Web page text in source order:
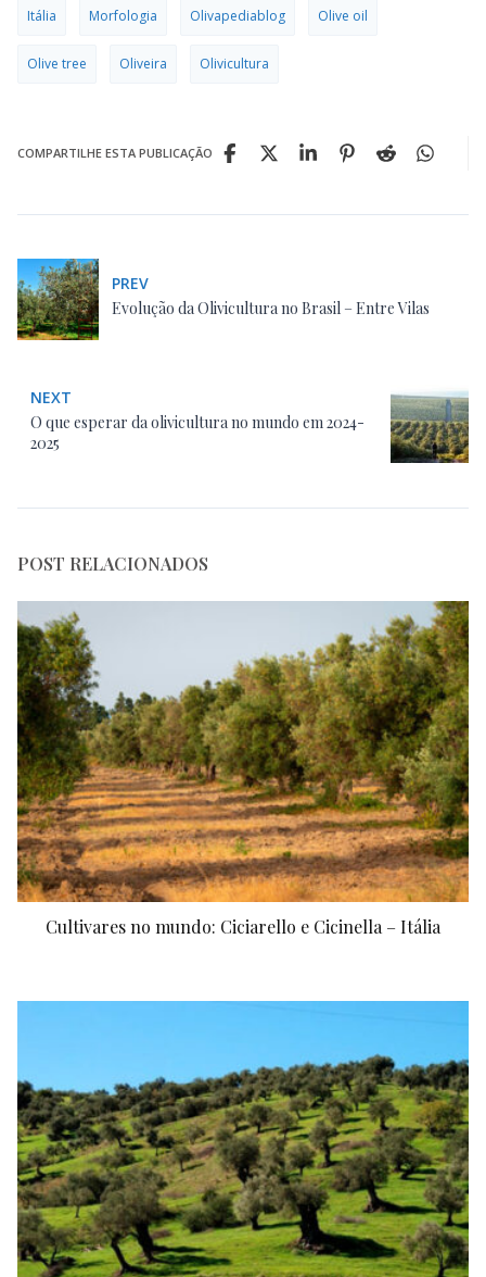
Itália Morfologia Olivapediablog Olive oil
Olive tree Oliveira Olivicultura
COMPARTILHE ESTA PUBLICAÇÃO
PREV
Evolução da Olivicultura no Brasil – Entre Vilas
NEXT
O que esperar da olivicultura no mundo em 2024-
2025
POST RELACIONADOS
Cultivares no mundo: Ciciarello e Cicinella – Itália